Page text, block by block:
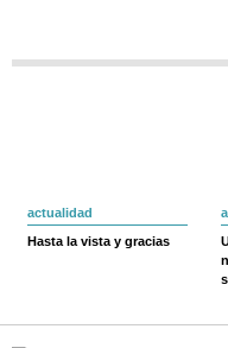
actualidad
Hasta la vista y gracias